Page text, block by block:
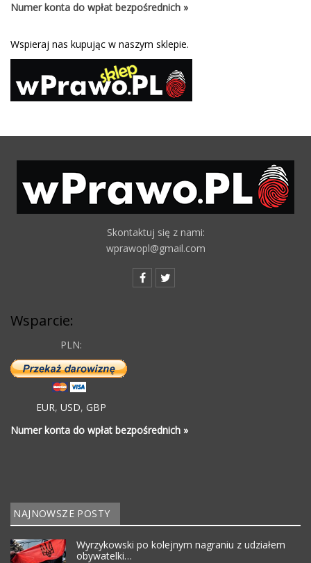
Numer konta do wpłat bezpośrednich »
Wspieraj nas kupując w naszym sklepie.
Skontaktuj się z nami:
wprawopl@gmail.com
Wsparcie:
PLN:
EUR, USD, GBP
Numer konta do wpłat bezpośrednich »
NAJNOWSZE POSTY
Wyrzykowski po kolejnym nagraniu z udziałem
obywatelki…